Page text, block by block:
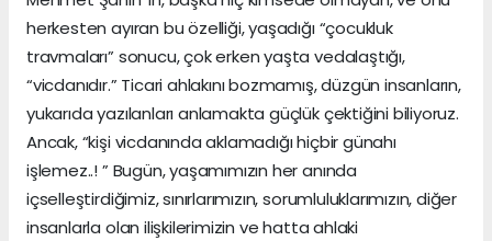
herkesten ayıran bu özelliği, yaşadığı “çocukluk
travmaları” sonucu, çok erken yaşta vedalaştığı,
“vicdanıdır.” Ticari ahlakını bozmamış, düzgün insanların,
yukarıda yazılanları anlamakta güçlük çektiğini biliyoruz.
Ancak, “kişi vicdanında aklamadığı hiçbir günahı
işlemez..! ” Bugün, yaşamımızın her anında
içselleştirdiğimiz, sınırlarımızın, sorumluluklarımızın, diğer
insanlarla olan ilişkilerimizin ve hatta ahlaki